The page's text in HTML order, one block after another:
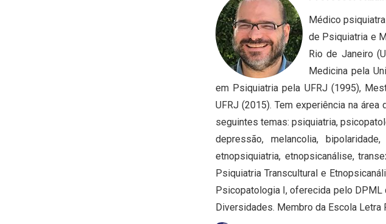
Médico
de Psiquiatria e
Rio de Janeiro
Medicina pela
em Psiquiatria pela UFRJ (1995),
UFRJ (2015). Tem experiência na
seguintes temas: psiquiatria,
depressão, melancolia,
etnopsiquiatria, etnopsicanálise,
Psiquiatria Transcultural e
Psicopatologia I, oferecida pelo DPML
Diversidades. Membro da Escola Letra